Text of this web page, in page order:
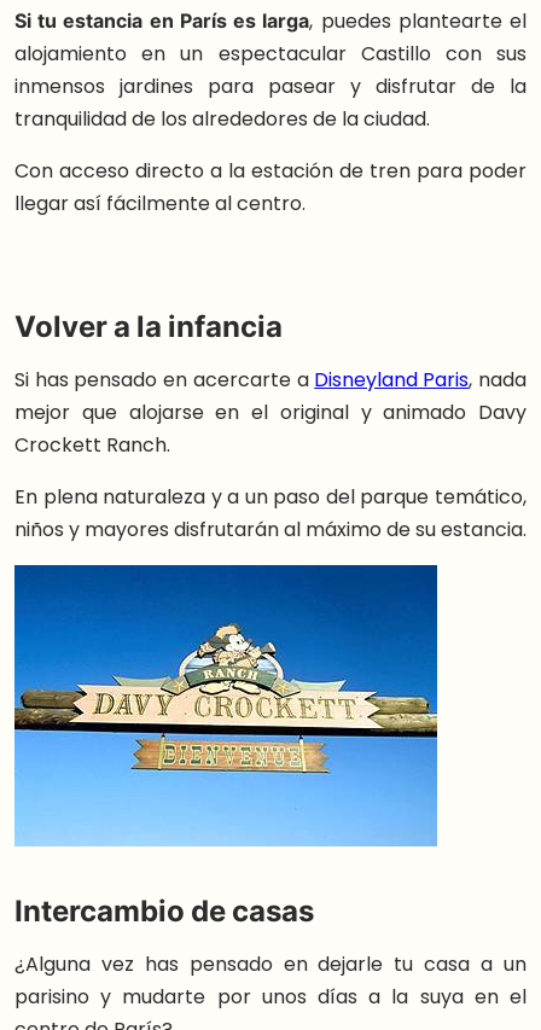
Si tu estancia en París es larga, puedes plantearte el
alojamiento en un espectacular Castillo con sus
inmensos jardines para pasear y disfrutar de la
tranquilidad de los alrededores de la ciudad.
Con acceso directo a la estación de tren para poder
llegar así fácilmente al centro.
Volver a la infancia
Si has pensado en acercarte a Disneyland Paris, nada
mejor que alojarse en el original y animado Davy
Crockett Ranch.
En plena naturaleza y a un paso del parque temático,
niños y mayores disfrutarán al máximo de su estancia.
Intercambio de casas
¿Alguna vez has pensado en dejarle tu casa a un
parisino y mudarte por unos días a la suya en el